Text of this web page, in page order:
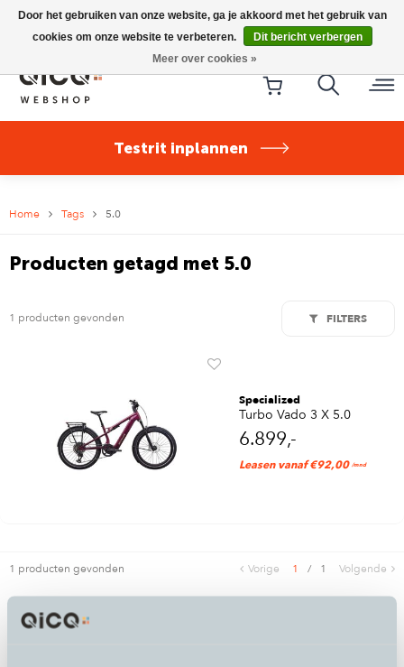
Riese & Müller Nevo5 Silent Core nu direct uit voorraad
leverbaar!
Testrit inplannen
Home Tags 5.0
Producten getagd met 5.0
1 producten gevonden FILTERS
Specialized
Turbo Vado 3 X 5.0
6.899,-
Leasen vanaf €92,00 /mnd
1 producten gevonden Vorige 1 / 1 Volgende
Door het gebruiken van onze website, ga je akkoord met het gebruik van
cookies om onze website te verbeteren.
Dit bericht verbergen
Meer over cookies »